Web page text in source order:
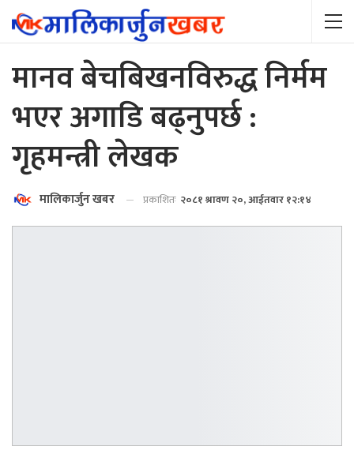
मानव बेचबिखनविरुद्ध निर्मम
भएर अगाडि बढ्नुपर्छ :
गृहमन्त्री लेखक
मालिकार्जुन खबर प्रकाशितः २०८१ श्रावण २०, आईतवार १२:१४